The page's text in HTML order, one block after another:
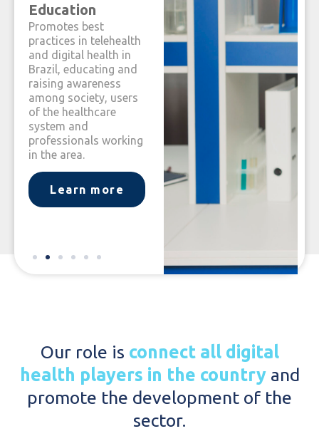
Education
Promotes best
practices in telehealth
and digital health in
Brazil, educating and
raising awareness
among society, users
of the healthcare
system and
professionals working
in the area.
Learn more
Represents the
interests of members
and the sector before
public bodies,
government entities,
regulatory agencies
regulations that favor
the development of
digital health.
the
Our role is connect all digital
health players in the countryand
promote the development of the
sector.